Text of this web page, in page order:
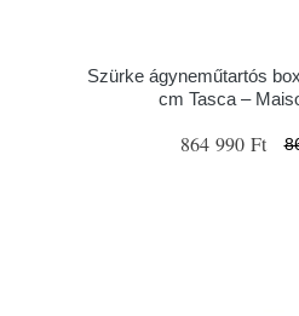
Szürke ágyneműtartós
cm Tasca –
864 990 Ft